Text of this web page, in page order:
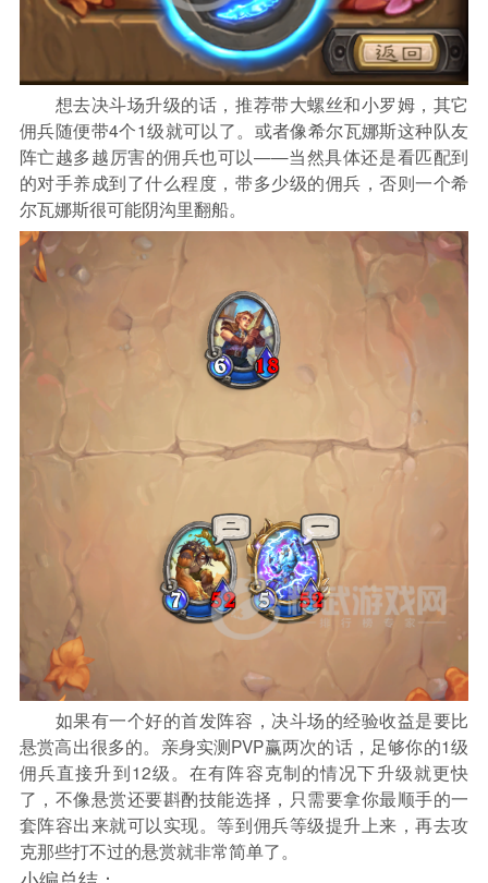
想去决斗场升级的话，推荐带大螺丝和小罗姆，其它
佣兵随便带4个1级就可以了。或者像希尔瓦娜斯这种队友
阵亡越多越厉害的佣兵也可以——当然具体还是看匹配到
的对手养成到了什么程度，带多少级的佣兵，否则一个希
尔瓦娜斯很可能阴沟里翻船。
如果有一个好的首发阵容，决斗场的经验收益是要比
悬赏高出很多的。亲身实测PVP赢两次的话，足够你的1级
佣兵直接升到12级。在有阵容克制的情况下升级就更快
了，不像悬赏还要斟酌技能选择，只需要拿你最顺手的一
套阵容出来就可以实现。等到佣兵等级提升上来，再去攻
克那些打不过的悬赏就非常简单了。